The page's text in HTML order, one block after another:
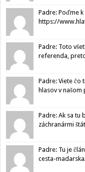
Padre: Poďme
https://
Padre: Toto
referenda,
Padre: Viete čo
hlasov v našom
Padre: Ak sa tu
záchranármi
Padre: Tu je
cesta-